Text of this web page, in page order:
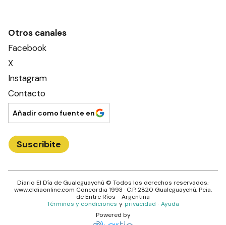
Otros canales
Facebook
X
Instagram
Contacto
Añadir como fuente en
Suscribite
Diario El Día de Gualeguaychú © Todos los derechos reservados.·
www.eldiaonline.com Concordia 1993 · C.P.2820 Gualeguaychú, Pcia.
deEntre Ríos - Argentina
Términos y condiciones y privacidad · Ayuda
Powered by